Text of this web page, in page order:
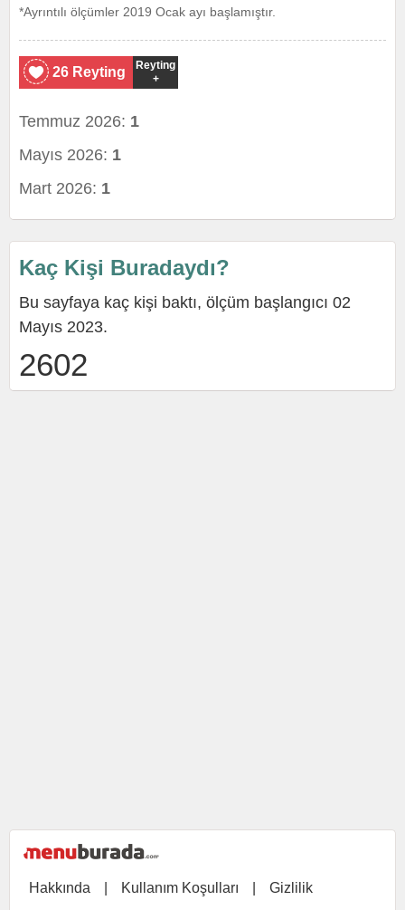
*Ayrıntılı ölçümler 2019 Ocak ayı başlamıştır.
26 Reyting
Reyting
+
Temmuz 2026: 1
Mayıs 2026: 1
Mart 2026: 1
Kaç Kişi Buradaydı?
Bu sayfaya kaç kişi baktı, ölçüm başlangıcı 02
Mayıs 2023.
2602
Hakkında Kullanım Koşulları Gizlilik